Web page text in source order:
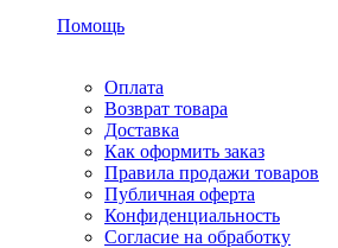
Помощь
Оплата
Возврат товара
Доставка
Как оформить заказ
Правила продажи товаров
Публичная оферта
Конфиденциальность
Согласие на обработку